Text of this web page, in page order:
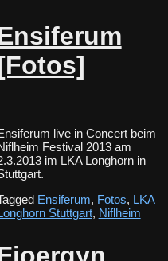
live in Concert beim
Festival 2013 am
im LKA Longhorn in
Ensiferum, Fotos, LKA
Stuttgart, Niflheim